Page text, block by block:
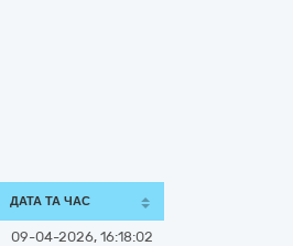
ДАТА ТА ЧАС
09-04-2026, 16:18:02